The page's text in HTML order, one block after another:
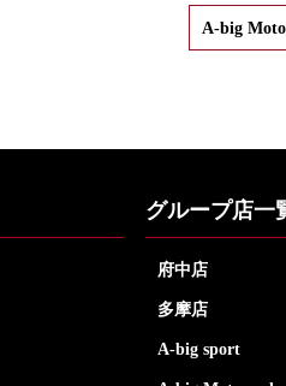
A-big
グループ店一
府中店
多摩店
A-big sport